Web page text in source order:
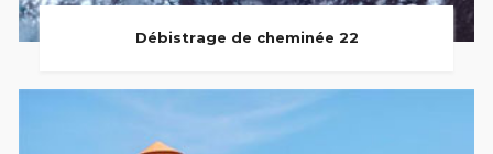
Débistrage de cheminée 22